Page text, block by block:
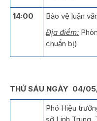
14:00
Bảo vệ luận
Địa điểm:
chuẩn bị)
THỨ SÁU NGÀY 04/
Phó Hiệu